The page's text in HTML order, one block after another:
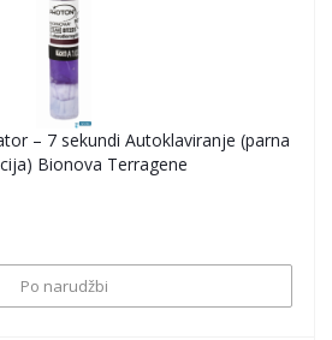
– 7 sekundi Autoklaviranje (parna
Bionova Terragene
Po narudžbi